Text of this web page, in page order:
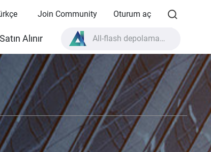
Join Community Oturum aç
Alınır
TVS-AIh1688ATX ürün özellikleri?